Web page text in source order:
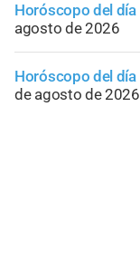
Horóscopo del día
agosto de 2026
Horóscopo del día
de agosto de 2026